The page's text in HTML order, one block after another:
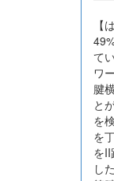
【
て
ワ
腱
と
を
を
を
し